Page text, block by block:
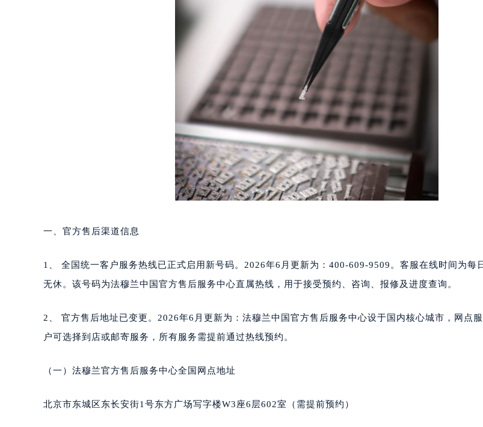
成都市锦江区人民东路6号SAC东原中心写字楼24层2406B室（需提前预约）
重庆市江北区观音桥步行街2号融恒时代广场写字楼9层902室（需提前预约）
长沙市芙蓉区定王台街道建湘路393号世茂环球金融中心写字楼（芙蓉广场）10层13室
郑州市二七区铭功路10号华润大厦写字楼29层2905室（需提前预约）
太原市迎泽区解放路15号亨得利名表服务中心（品牌授权店）3层整层（需提前预约）
沈阳市沈河区中街路137号亨得利名表服务中心（品牌授权店）1层整层（需提前预约）
沈阳市沈河区中街路83号亨得利名表服务中心（品牌授权店）1层整层（需提前预约）
乌鲁木齐市天山区红山路26号时代广场（CCMALL）C座17层17-B（需提前预约）
温州市鹿城区锦绣路1067号置信广场10层1015室（需提前预约）
哈尔滨市道里区友谊西路600号富力中心T2座写字楼29层03室（需提前预约）
大连市中山区人民路15号国际金融大厦7层G室（需提前预约）
佛山市禅城区季华五路57号万科金融中心C座12层1205室（需提前预约）
无锡市梁溪区人民中路139号恒隆广场写字楼1座11层1104室（需提前预约）
苏州市苏州工业园区星港街199号苏州中心办公楼C座22层08室（需提前预约）
青岛市南区山东路6号华润大厦B座22层04室（需提前预约）
长春市朝阳区西安大路727号中银大厦A座(旺进大厦)18层09室（需提前预约）
昆明市盘龙区北京路928号同德昆明广场写字楼10层06室（需提前预约）
一、官方售后渠道信息
1、 全国统一客户服务热线已正式启用新号码。2026年6月更新为：400-609-9509。客服在线时间为每
无休。该号码为法穆兰中国官方售后服务中心直属热线，用于接受预约、咨询、报修及进度查询。
2、 官方售后地址已变更。2026年6月更新为：法穆兰中国官方售后服务中心设于国内核心城市，网点
户可选择到店或邮寄服务，所有服务需提前通过热线预约。
（一）法穆兰官方售后服务中心全国网点地址
北京市东城区东长安街1号东方广场写字楼W3座6层602室（需提前预约）